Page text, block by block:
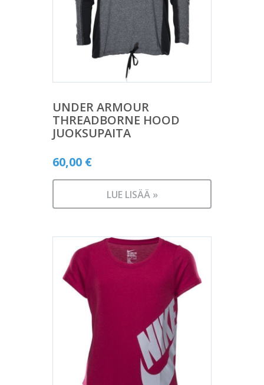
UNDER ARMOUR
THREADBORNE HOOD
JUOKSUPAITA
60,00 €
LUE LISÄÄ »